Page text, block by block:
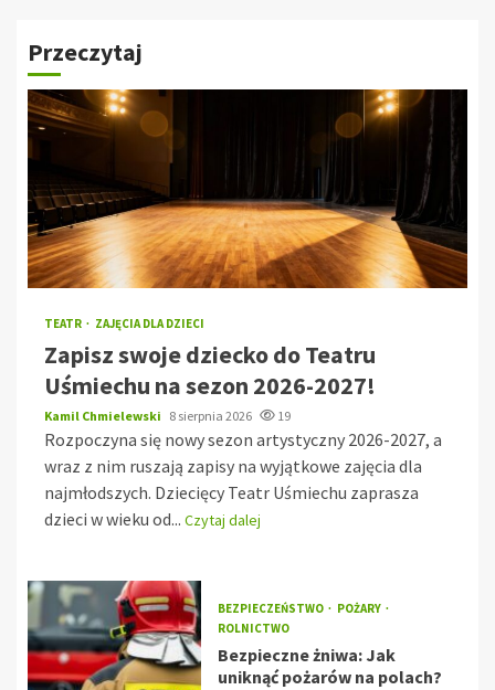
Przeczytaj
TEATR ZAJĘCIA DLA DZIECI
Zapisz swoje dziecko do Teatru
Uśmiechu na sezon 2026-2027!
Kamil Chmielewski 8 sierpnia 2026 19
Rozpoczyna się nowy sezon artystyczny 2026-2027, a
wraz z nim ruszają zapisy na wyjątkowe zajęcia dla
najmłodszych. Dziecięcy Teatr Uśmiechu zaprasza
dzieci w wieku od... Czytaj dalej
BEZPIECZEŃSTWO
POŻARY
ROLNICTWO
Bezpieczne żniwa: Jak
uniknąć pożarów na polach?